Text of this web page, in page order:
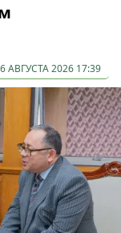
АВГУСТА 2026 17:39